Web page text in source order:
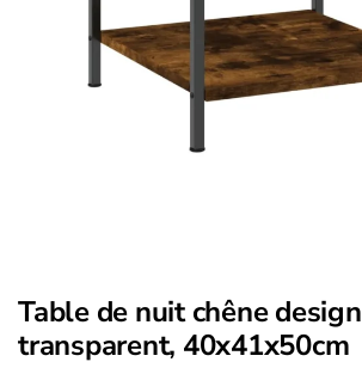
Table de nuit chêne design
transparent, 40x41x50cm